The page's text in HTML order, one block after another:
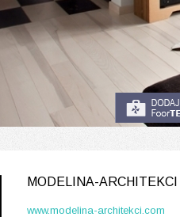
MODELINA-ARCHITEKCI
www.modelina-architekci.com